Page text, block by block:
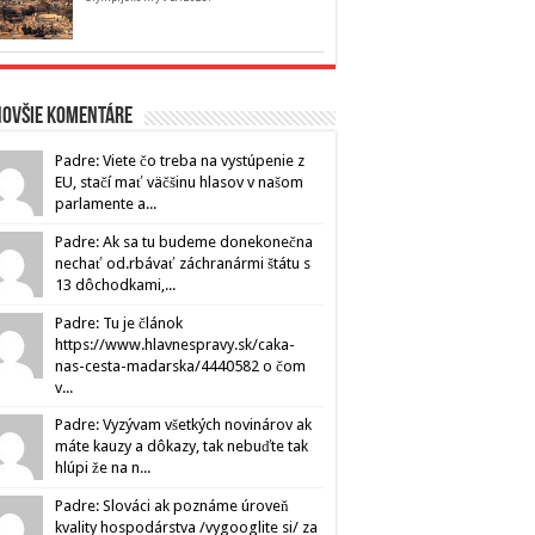
komentáre
Padre: Viete čo treba na vystúpenie z
EU, stačí mať väčšinu hlasov v našom
parlamente a...
Padre: Ak sa tu budeme donekonečna
nechať od.rbávať záchranármi štátu s
13 dôchodkami,...
Padre: Tu je článok
https://www.hlavnespravy.sk/caka-
nas-cesta-madarska/4440582 o čom
v...
Padre: Vyzývam všetkých novinárov ak
máte kauzy a dôkazy, tak nebuďte tak
hlúpi že na n...
Padre: Slováci ak poznáme úroveň
kvality hospodárstva /vygooglite si/ za